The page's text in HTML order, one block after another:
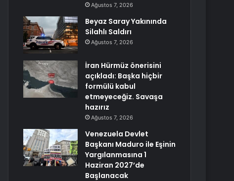
Ağustos 7, 2026
Beyaz Saray Yakınında
Silahlı Saldırı
Ağustos 7, 2026
İran Hürmüz önerisini
açıkladı: Başka hiçbir
formülü kabul
etmeyeceğiz. Savaşa
hazırız
Ağustos 7, 2026
Venezuela Devlet
Başkanı Maduro ile Eşinin
Yargılanmasına 1
Haziran 2027’de
Başlanacak